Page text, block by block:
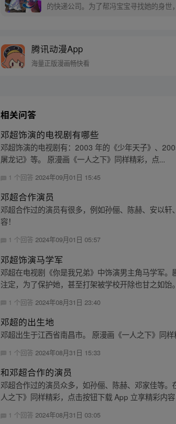
的快递公司。为了帮冯宝宝寻找她的身世
腾讯动漫App
海量正版漫画畅快看
相关问答
邓超饰演的电视剧有哪些
邓超饰演的电视剧有：2003 年的《少年天子》、
屠龙记》等。 原漫画《一人之下》同样精彩，点...
1 个回答2024年09月01日 15:45
邓超合作演员
邓超合作过的演员有很多，例如孙俪、陈赫、安以
容！
1 个回答2024年09月01日 05:57
邓超饰演马学军
邓超在电视剧《你是我兄弟》中饰演男主角马学军
注定，为了保护她，甚至打架被学校开除也甘之如饴
1 个回答 2024年08月31日 23:40
邓超的出生地
邓超出生于江西省南昌市。 原漫画《一人之下》同
1 个回答 2024年08月31日 15:33
和邓超合作的演员
邓超合作过的演员众多，如孙俪、陈赫、邓家佳等
人之下》同样精彩，点击按钮下载 App 立享精彩内容
1 个回答2024年08月31日 03:05